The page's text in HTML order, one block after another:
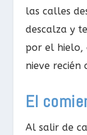
las calles
descalza y
por el hielo,
nieve recién
El
Al salir de